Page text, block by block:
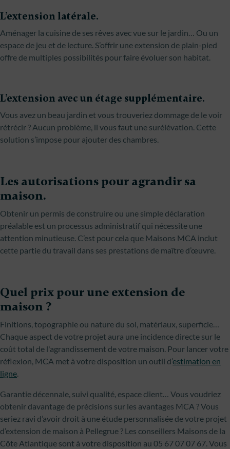
L’extension latérale.
Aménager la cuisine de ses rêves avec vue sur le jardin… Ou un
espace de jeu et de lecture. S’offrir une extension de plain-pied
offre de multiples possibilités pour faire évoluer son habitat.
L’extension avec un étage supplémentaire.
Vous avez un beau jardin et vous trouveriez dommage de le voir
rétrécir ? Aucun problème, il vous faut une surélévation. Cette
solution s’impose pour ajouter des chambres.
Les autorisations pour agrandir sa
maison.
Obtenir un permis de construire ou une simple déclaration
préalable est un processus administratif qui nécessite une
attention minutieuse. C’est pour cela que Maisons MCA inclut
cette partie du travail dans ses prestations de maître d’œuvre.
Quel prix pour une extension de
maison ?
Finitions, topographie ou nature du sol, matériaux, superficie…
Chaque aspect de votre projet aura une incidence directe sur le
coût total de l'agrandissement de votre maison. Pour lancer votre
réflexion, MCA met à votre disposition un outil d’estimation en
ligne.
Garantie décennale, suivi qualité, espace client… Vous voudriez
obtenir davantage de précisions sur les avantages MCA ? Vous
seriez ravi d’avoir droit à une étude personnalisée de votre projet
d’extension de maison à Pellegrue ? Les conseillers Maisons de la
Côte Atlantique sont à votre disposition au 05 67 07 07 67. Vous